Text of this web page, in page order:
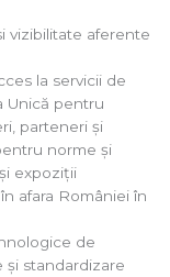
vizibilitate aferente
la servicii de
Unică pentru
parteneri și
norme și
expoziţii
afara României în
de
standardizare